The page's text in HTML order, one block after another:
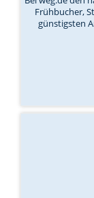
Frühbucher,
günstigsten